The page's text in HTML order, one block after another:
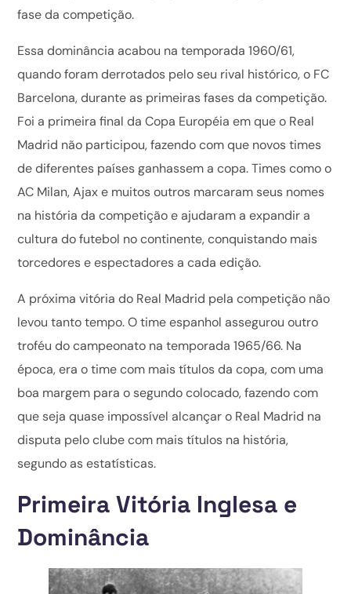
fase da competição.
Essa dominância acabou na temporada 1960/61,
quando foram derrotados pelo seu rival histórico, o FC
Barcelona, durante as primeiras fases da competição.
Foi a primeira final da Copa Européia em que o Real
Madrid não participou, fazendo com que novos times
de diferentes países ganhassem a copa. Times como o
AC Milan, Ajax e muitos outros marcaram seus nomes
na história da competição e ajudaram a expandir a
cultura do futebol no continente, conquistando mais
torcedores e espectadores a cada edição.
A próxima vitória do Real Madrid pela competição não
levou tanto tempo. O time espanhol assegurou outro
troféu do campeonato na temporada 1965/66. Na
época, era o time com mais títulos da copa, com uma
boa margem para o segundo colocado, fazendo com
que seja quase impossível alcançar o Real Madrid na
disputa pelo clube com mais títulos na história,
segundo as estatísticas.
Primeira Vitória Inglesa e
Dominância